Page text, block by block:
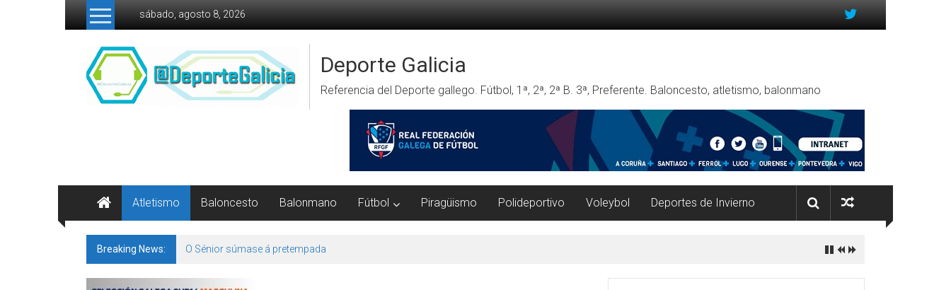
Skip to content
sábado, agosto 8, 2026
Deporte Galicia
Referencia del Deporte gallego. Fútbol, 1ª, 2ª, 2ª B. 3ª, Preferente. Baloncesto, atletismo, balonmano
Atletismo Baloncesto Balonmano Fútbol Piragüismo Polideportivo Voleybol Deportes de Invierno
Breaking News: O Sénior súmase á pretempada